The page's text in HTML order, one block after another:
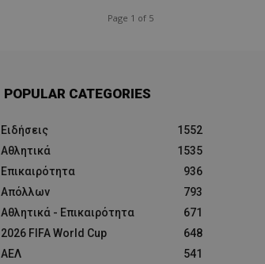
Page 1 of 5
POPULAR CATEGORIES
Ειδήσεις
1552
Αθλητικά
1535
Επικαιρότητα
936
Απόλλων
793
Αθλητικά - Επικαιρότητα
671
2026 FIFA World Cup
648
ΑΕΛ
541